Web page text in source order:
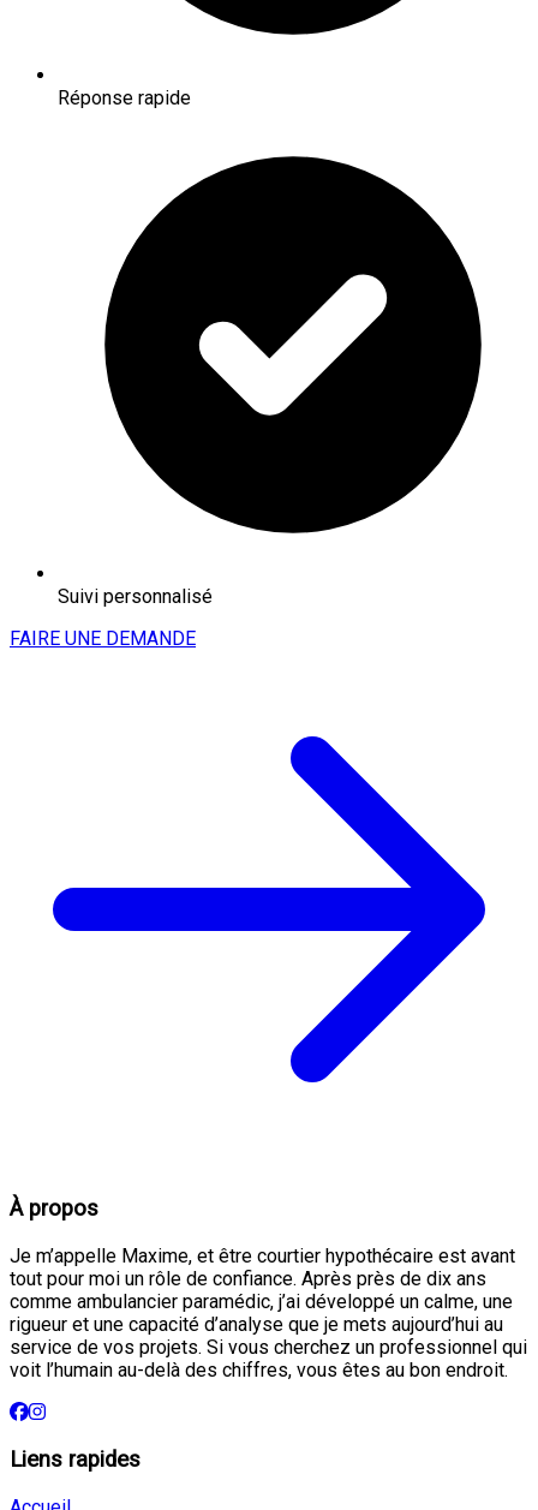
Réponse rapide
Suivi personnalisé
FAIRE UNE DEMANDE
À propos
Je m’appelle Maxime, et être courtier hypothécaire est avant
tout pour moi un rôle de confiance. Après près de dix ans
comme ambulancier paramédic, j’ai développé un calme, une
rigueur et une capacité d’analyse que je mets aujourd’hui au
service de vos projets. Si vous cherchez un professionnel qui
voit l’humain au-delà des chiffres, vous êtes au bon endroit.
Liens rapides